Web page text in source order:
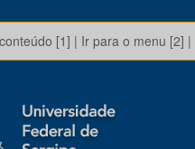
[1] | Ir para o menu [2] |